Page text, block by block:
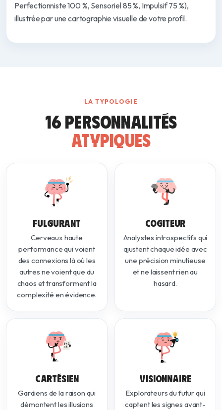
Perfectionniste 100 %, Sensoriel 85 %, Impulsif 75 %),
illustrée par une cartographie visuelle de votre profil.
LA TYPOLOGIE
16 PERSONNALITÉS
ATYPIQUES
FULGURANT
Cerveaux haute
performance qui voient
des connexions là où les
autres ne voient que du
chaos et transforment la
complexité en évidence.
COGITEUR
Analystes introspectifs qui
ajustent chaque idée avec
une précision minutieuse
et ne laissent rien au
hasard.
CARTÉSIEN
Gardiens de la raison qui
démontent les illusions
VISIONNAIRE
Explorateurs du futur qui
captent les signes avant-